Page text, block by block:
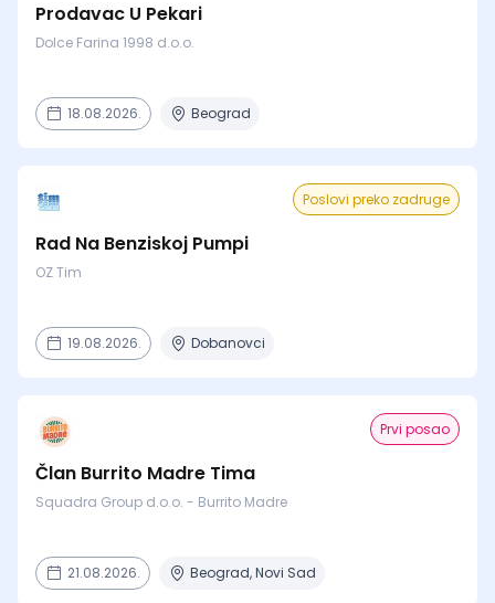
Prodavac U Pekari
Dolce Farina 1998 d.o.o.
18.08.2026. Beograd
Poslovi preko zadruge
Rad Na Benziskoj Pumpi
OZ Tim
19.08.2026. Dobanovci
Prvi posao
Član Burrito Madre Tima
Squadra Group d.o.o. - Burrito Madre
21.08.2026. Beograd, Novi Sad